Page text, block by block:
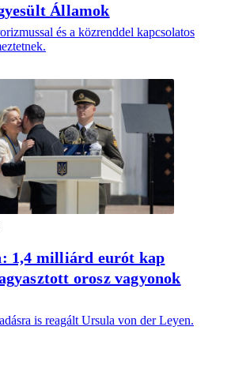
Államok
és a közrenddel kapcsolatos
1,4 milliárd eurót kap
orosz vagyonok
is reagált Ursula von der Leyen.